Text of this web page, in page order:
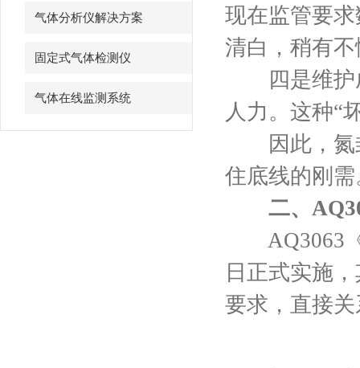
气体分析仪解决方案
固定式气体检测仪
气体在线监测系统
现在监管要
清白，稍有
四是维护成
人力。这种“
因此，氮封
住底线的刚需
二、
AQ3063《
日正式实施
要求，直接